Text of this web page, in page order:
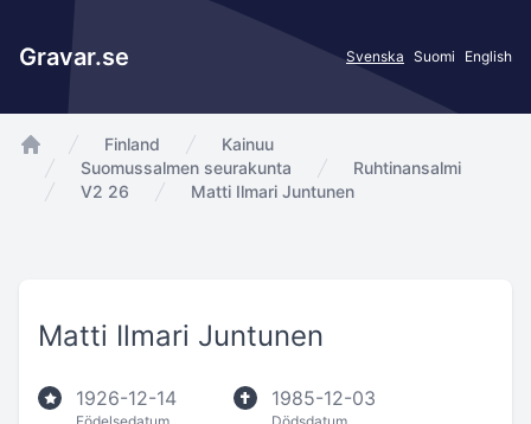
Gravar.se Svenska Suomi English
app.Start
Finland
Kainuu
Suomussalmen seurakunta
Ruhtinansalmi
V2 26
Matti Ilmari Juntunen
Matti Ilmari Juntunen
1926-12-14 1985-12-03